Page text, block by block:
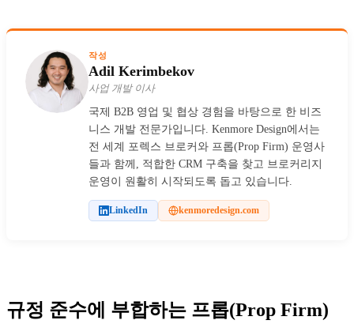
작성
Adil Kerimbekov
사업 개발 이사
국제 B2B 영업 및 협상 경험을 바탕으로 한 비즈
니스 개발 전문가입니다. Kenmore Design에서는
전 세계 포렉스 브로커와 프롭(Prop Firm) 운영사
들과 함께, 적합한 CRM 구축을 찾고 브로커리지
운영이 원활히 시작되도록 돕고 있습니다.
LinkedIn kenmoredesign.com
규정 준수에 부합하는 프롭(Prop Firm)